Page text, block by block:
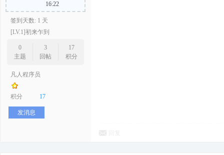
16:22
签到天数: 1 天
[LV.1]初来乍到
0
主题
3
回帖
17
积分
凡人程序员
积分 17
发消息